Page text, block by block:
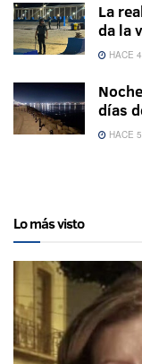
La
da la
HACE
días
HACE
Lo más visto